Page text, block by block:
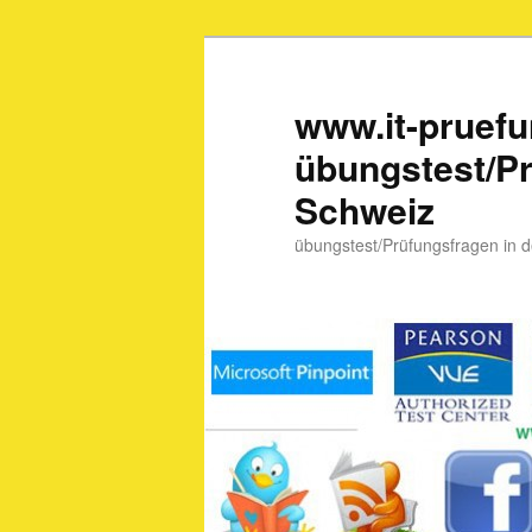
www.it-
übungstest/
Schweiz
übungstest/Prüfungsfragen in